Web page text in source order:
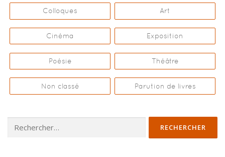
Colloques Art
Cinéma Exposition
Poésie Théâtre
Non classé Parution de livres